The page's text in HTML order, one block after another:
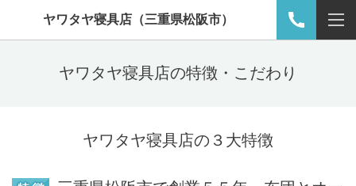
ヤワタヤ寝具店（三重県松阪市）
ヤワタヤ寝具店の特徴・こだわり
ヤワタヤ寝具店の３大特徴